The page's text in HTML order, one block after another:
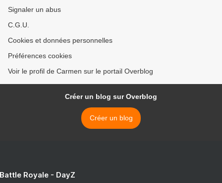
Signaler un abus
C.G.U.
Cookies et données personnelles
Préférences cookies
Voir le profil de Carmen sur le portail Overblog
Créer un blog sur Overblog
Créer un blog
Royale - DayZ